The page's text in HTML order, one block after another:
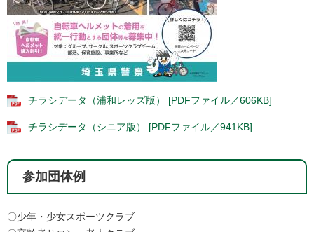
チラシデータ（浦和レッズ版） [PDFファイル／606KB]
チラシデータ（シニア版） [PDFファイル／941KB]
参加団体例
〇少年・少女スポーツクラブ